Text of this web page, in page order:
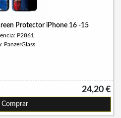
Protector iPhone 16 -15
P2861
PanzerGlass
24,20 €
Comprar